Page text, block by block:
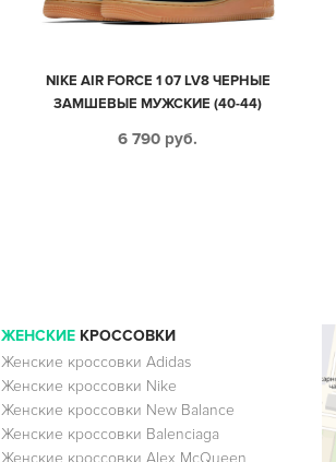
NIKE AIR FORCE 1 07 LV8 ЧЕРНЫЕ
ЗАМШЕВЫЕ МУЖСКИЕ (40-44)
6 790 руб.
ЖЕНСКИЕКРОССОВКИ
Женские кроссовки Adidas
Женские кроссовки Nike
Женские кроссовки New Balance
Женские кроссовки Balenciaga
Женские кроссовки Alex McQueen